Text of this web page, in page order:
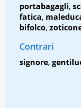
portabagagli,
fatica,
bifolco,
Contrari
signore,